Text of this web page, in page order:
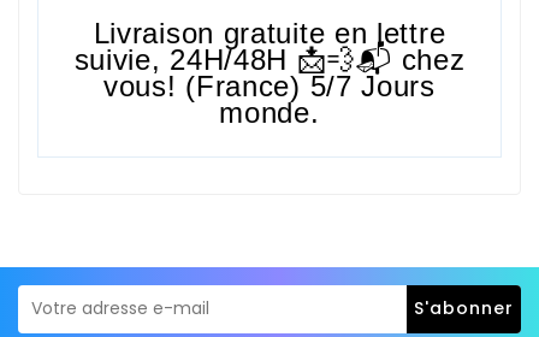
Livraison gratuite en lettre
suivie, 24H/48H 📩💨📬 chez
vous! (France) 5/7 Jours
monde.